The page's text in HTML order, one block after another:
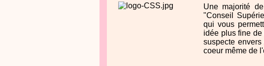
Une majorité
"Conseil
qui vous
idée plus fine
suspecte envers
coeur même de